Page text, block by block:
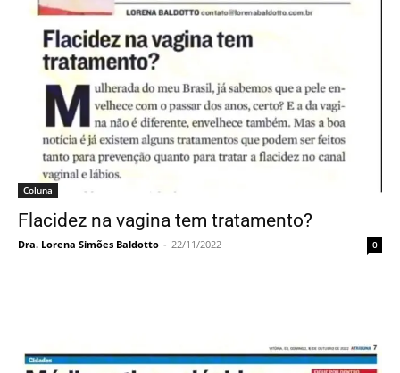
Coluna
Flacidez na vagina tem tratamento?
Dra. Lorena Simões Baldotto - 22/11/2022 0